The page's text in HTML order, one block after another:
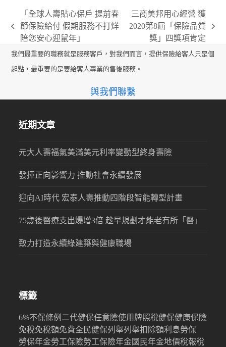
previous
post:
「全球人壽貼心保戶 提前春
節保險給付 假期服務不打烊
陪您安心迎鼠年」
next
三商美邦用心經營 獲
2020第8屆「保險品質
獎」四獎項肯定
我們最重要的職務就是服務客戶，對我們而言，提供保險給客人只是個
起點，最重要的是要給客人專業的售後服務。
與我們聯繫
近期文章
元大人壽福氣美滿美元利率變動型終身壽險
發揮正向影響力 推動社會永續發展
迎向AI時代 宏泰人壽推動四階段智能轉型計畫
75歲後醫療支出爆增3倍 趁早規劃才能老有所「醫」
致力打造永續綠建築與健康職場
標籤
6%不保條例 二代健保任意險使用牌照稅健保健康保險
免稅免稅額免費全民健保列舉列舉扣除額利息勞保
勞保年金勞工保險勞工保險年金國民年金地價稅報稅